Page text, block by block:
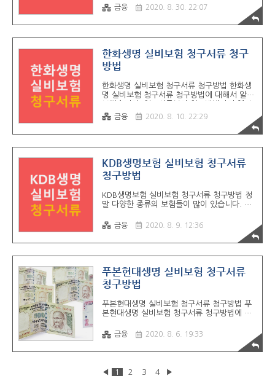
금 청구서 (처브라이프..
류코드가 기재되야됨) - 입원 진료비 계산비
(영수증) - 입원 진료비 상세 내역서 - 본인 신
분증 - 통장 사본 - 보험금청구서 (흥국생명 사
인서 / 소견서 / 진료차트 중 택 1 (진단명, 질
병분류코드, 통원일자 기재 필수) - 통원 의료
비 계산서 - 본인 신분증 - 통장 사본 - 보험금
능) 3. 처방 조제비 - 처방전 (진단명 및 질병분
류코드 기재) - 일자별 약제비 계산서 - 본인 신
금융 2020. 8. 30. 22:07
한화생명 실비보험 청구서류 청구
방법
한화생명 실비보험 청구서류 청구방법 한화생
명 실비보험 청구서류 청구방법에 대해서 알아
려하시는 분들은 조금이나마 도움이 되지 않을
까 생각을 하고 있습니다 정말 다양한 종류들
의 보험이 많습니다. 태아보험 / 치아보험 / 후
구방법에 대해서 최대한 쉽게 정리를 했으니
도움이 되실 듯 합니다. 한화생명 실비보험 청
구서류 1. 입원 시 필요한 서류 ○ 진단서 또는
/ 소견서 / 진료차트 중 택1 - 진단명, 입원일
자, 퇴원일자, 사고일자 기재 ○ 진료비 영수증
신용정보처리동의서 (한화생명 사이트..
금융 2020. 8. 10. 22:29
KDB생명보험 실비보험 청구서류
청구방법
KDB생명보험 실비보험 청구서류 청구방법 정
말 다양한 종류의 보험들이 많이 있습니다. 태
의료비까지! 청구를 진행해야 할 때 필요한 서
류들도 다 다릅니다. 그래서 오늘은 KDB생명
보험 실비보험 청구 진행 시 필요한 청구서류
1. 진단명(질병분류코드) 입원기간이 포함된
서류 (ex 입/퇴원확인서) - 진단명 - 입원일자
- 퇴원일자 - 사고(발병)일 - 질병사인분류기호
금청구서 5. 개인(신용)정보처리동의서 통원시
필요한 서류 1. 진단명(질병분류코드) 통원일
처방전, 진료확..
금융 2020. 8. 9. 12:36
푸본현대생명 실비보험 청구서류
청구방법
푸본현대생명 실비보험 청구서류 청구방법 푸
본현대생명 실비보험 청구서류 청구방법에 대
야되는지? 어떤 방법으로 청구를 진행을 해야
되는지 쉽게 정리를 했습니다. 도움이 되었으
면 합니다. 푸본현대생명 실비보험 청구서류
내역서 - 진료비 계산영수증 2. 통원 시 필요한
서류 - 진단서 - 진료비 세부내역서 - 진료비 계
금융 2020. 8. 6. 19:33
◀ 1 2 3 4 ▶